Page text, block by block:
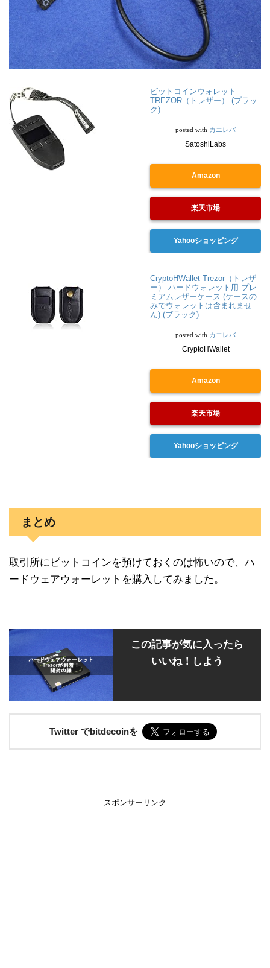
ビットコインウォレット
TREZOR（トレザー） (ブラッ
ク)
posted with カエレバ
SatoshiLabs
Amazon
楽天市場
Yahooショッピング
CryptoHWallet Trezor（トレザ
ー） ハードウォレット用 プレ
ミアムレザーケース (ケースの
みでウォレットは含まれませ
ん) (ブラック)
posted with カエレバ
CryptoHWallet
Amazon
楽天市場
Yahooショッピング
まとめ
取引所にビットコインを預けておくのは怖いので、ハ
ードウェアウォーレットを購入してみました。
この記事が気に入ったら
いいね！しよう
Twitter でbitdecoinを
スポンサーリンク